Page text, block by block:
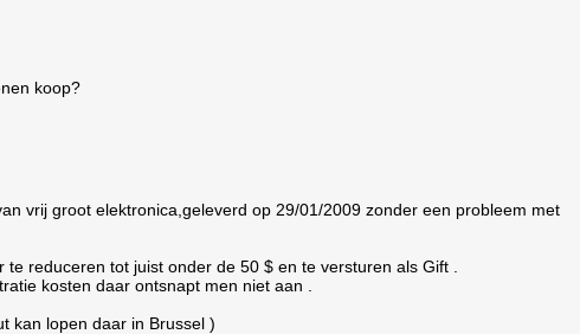
koop?
vrij groot elektronica,geleverd op 29/01/2009 zonder een probleem met
reduceren tot juist onder de 50 $ en te versturen als Gift .
kosten daar ontsnapt men niet aan .
kan lopen daar in Brussel )